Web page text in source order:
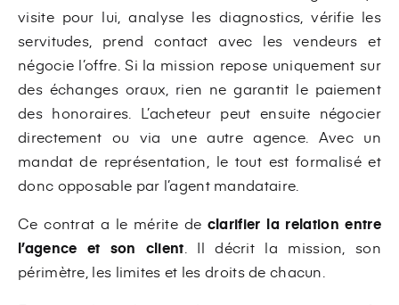
visite pour lui, analyse les diagnostics, vérifie les
servitudes, prend contact avec les vendeurs et
négocie l’offre. Si la mission repose uniquement sur
des échanges oraux, rien ne garantit le paiement
des honoraires. L’acheteur peut ensuite négocier
directement ou via une autre agence. Avec un
mandat de représentation, le tout est formalisé et
donc opposable par l’agent mandataire.
Ce contrat a le mérite de clarifier la relation entre
l’agence et son client
Il décrit la mission, son
périmètre, les limites et les droits de chacun.